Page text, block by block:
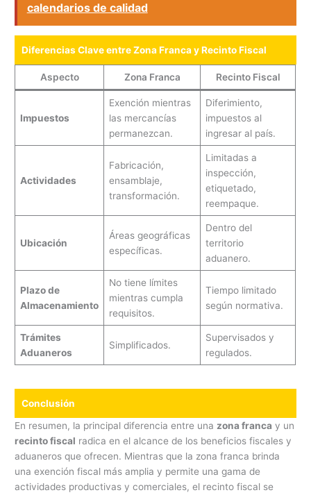
calendarios de calidad
Diferencias Clave entre Zona Franca y Recinto Fiscal
Aspecto Zona Franca Recinto Fiscal
Impuestos
Exención mientras
las mercancías
permanezcan.
Diferimiento,
impuestos al
ingresar al país.
Actividades
Fabricación,
ensamblaje,
transformación.
Limitadas a
inspección,
etiquetado,
reempaque.
Ubicación
Áreas geográficas
específicas.
Dentro del
territorio
aduanero.
Plazo de
Almacenamiento
No tiene límites
mientras cumpla
requisitos.
Tiempo limitado
según normativa.
Trámites
Aduaneros
Simplificados.
Supervisados y
regulados.
Conclusión
En resumen, la principal diferencia entre una zona franca y un
recinto fiscal radica en el alcance de los beneficios fiscales y
aduaneros que ofrecen. Mientras que la zona franca brinda
una exención fiscal más amplia y permite una gama de
actividades productivas y comerciales, el recinto fiscal se